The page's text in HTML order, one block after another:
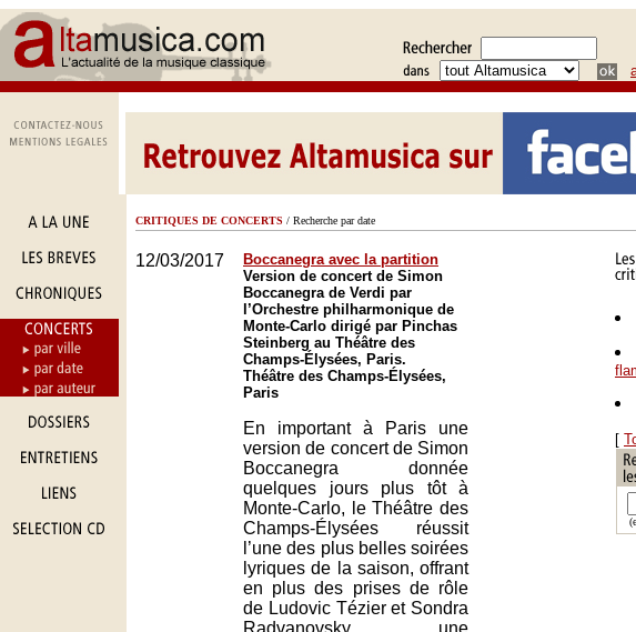
CRITIQUES DE CONCERTS / Recherche par date
12/03/2017
Boccanegra avec la partition
Version de concert de Simon
Boccanegra de Verdi par
l’Orchestre philharmonique de
Monte-Carlo dirigé par Pinchas
Steinberg au Théâtre des
Champs-Élysées, Paris.
Théâtre des Champs-Élysées,
Paris
En important à Paris une
version de concert de Simon
Boccanegra donnée
quelques jours plus tôt à
Monte-Carlo, le Théâtre des
Champs-Élysées réussit
l’une des plus belles soirées
lyriques de la saison, offrant
en plus des prises de rôle
de Ludovic Tézier et Sondra
Radvanovsky une
[